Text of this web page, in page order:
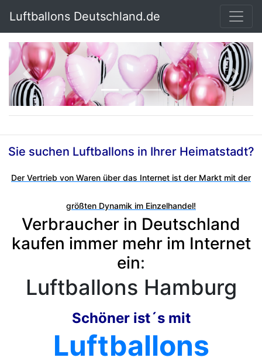
Luftballons Deutschland.de
Previous Next
Sie suchen Luftballons in Ihrer Heimatstadt?
Der Vertrieb von Waren über das Internet ist der Markt mit der
größten Dynamik im Einzelhandel!
Verbraucher in Deutschland
kaufen immer mehr im Internet
ein:
Luftballons Hamburg
Schöner ist´s mit
Luftballons